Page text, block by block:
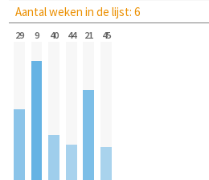
Aantal weken in de lijst: 6
29 9 40 44 21 45